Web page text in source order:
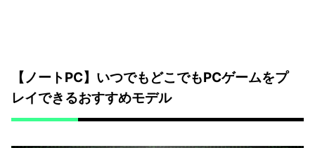
【ノートPC】いつでもどこでもPCゲームをプ
レイできるおすすめモデル